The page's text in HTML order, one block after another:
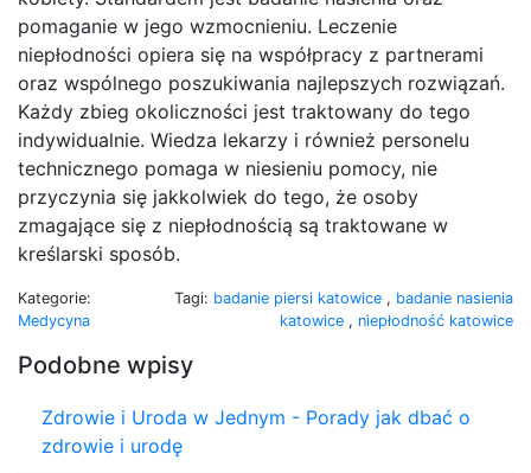
pomaganie w jego wzmocnieniu. Leczenie
niepłodności opiera się na współpracy z partnerami
oraz wspólnego poszukiwania najlepszych rozwiązań.
Każdy zbieg okoliczności jest traktowany do tego
indywidualnie. Wiedza lekarzy i również personelu
technicznego pomaga w niesieniu pomocy, nie
przyczynia się jakkolwiek do tego, że osoby
zmagające się z niepłodnością są traktowane w
kreślarski sposób.
Kategorie:
Medycyna
Tagi: badanie piersi katowice , badanie nasienia
katowice , niepłodność katowice
Podobne wpisy
Zdrowie i Uroda w Jednym - Porady jak dbać o
zdrowie i urodę